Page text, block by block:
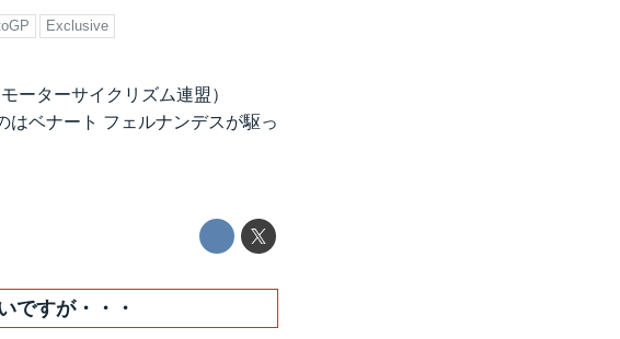
Exclusive
ーターサイクリズム連盟）
ベナート フェルナンデスが駆っ
ですが・・・